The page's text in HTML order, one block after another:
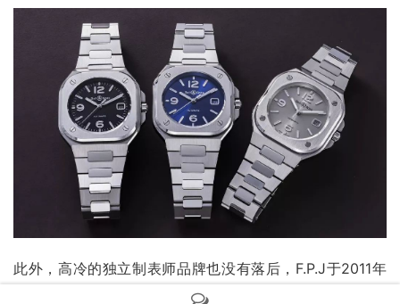
此外，高冷的独立制表师品牌也没有落后，F.P.J于2011年
推出的这只Linesport，也采取了类似的一体式表链的设